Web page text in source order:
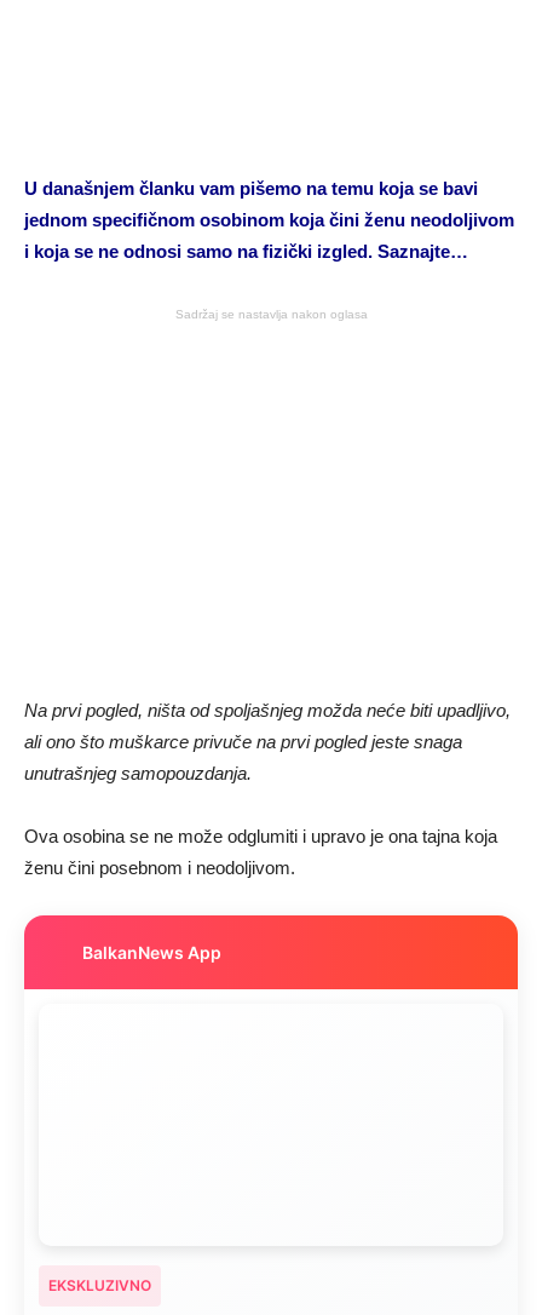
U današnjem članku vam pišemo na temu koja se bavi
jednom specifičnom osobinom koja čini ženu neodoljivom
i koja se ne odnosi samo na fizički izgled. Saznajte…
Sadržaj se nastavlja nakon oglasa
Na prvi pogled, ništa od spoljašnjeg možda neće biti upadljivo,
ali ono što muškarce privuče na prvi pogled jeste snaga
unutrašnjeg samopouzdanja.
Ova osobina se ne može odglumiti i upravo je ona tajna koja
ženu čini posebnom i neodoljivom.
BalkanNews App
EKSKLUZIVNO